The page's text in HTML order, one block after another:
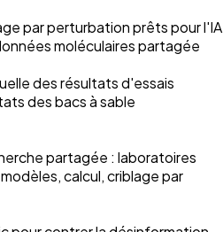
par perturbation prêts pour l'IA
moléculaires partagée
des résultats d'essais
des bacs à sable
partagée : laboratoires
calcul, criblage par